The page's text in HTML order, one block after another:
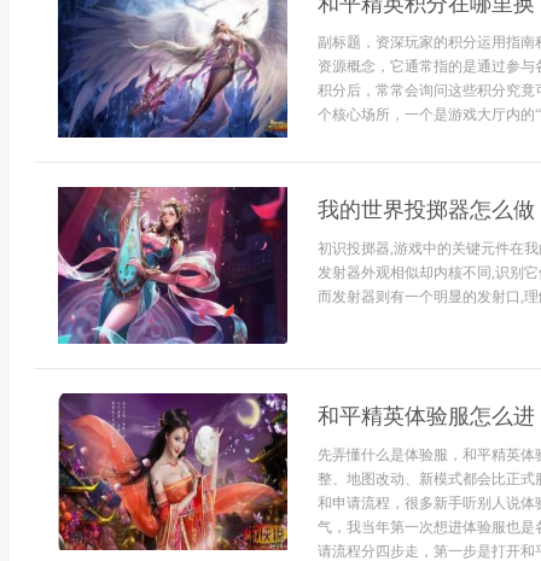
副标题，资深玩家的积分运用指
资源概念，它通常指的是通过参
积分后，常常会询问这些积分究
个核心场所，一个是游戏大厅内的
我的世界投掷器怎么
初识投掷器,游戏中的关键元件在
发射器外观相似却内核不同,识别
而发射器则有一个明显的发射口,
和平精英体验服怎么
先弄懂什么是体验服，和平精英
整、地图改动、新模式都会比正
和申请流程，很多新手听别人说
气，我当年第一次想进体验服也
请流程分四步走，第一步是打开和